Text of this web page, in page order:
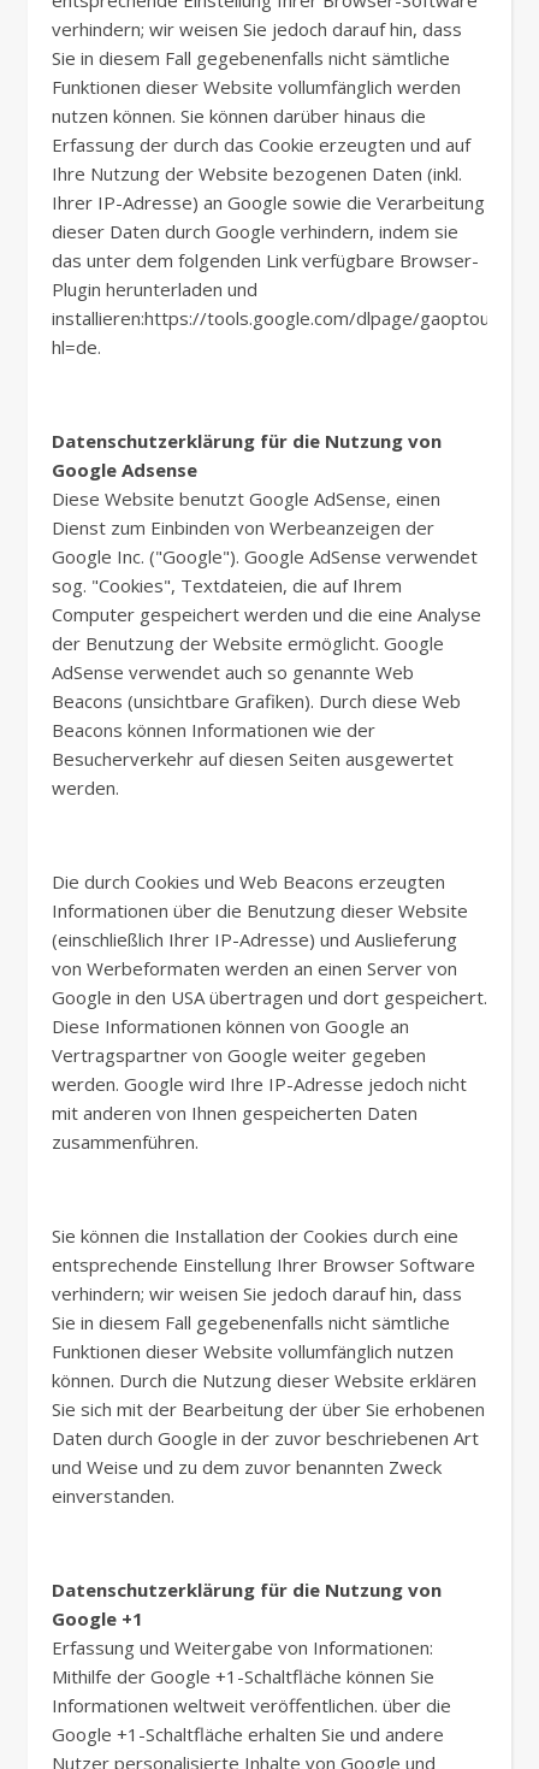
verhindern; wir weisen Sie jedoch darauf hin, dass
Sie in diesem Fall gegebenenfalls nicht sämtliche
Funktionen dieser Website vollumfänglich werden
nutzen können. Sie können darüber hinaus die
Erfassung der durch das Cookie erzeugten und auf
Ihre Nutzung der Website bezogenen Daten (inkl.
Ihrer IP-Adresse) an Google sowie die Verarbeitung
dieser Daten durch Google verhindern, indem sie
das unter dem folgenden Link verfügbare Browser-
Plugin herunterladen und
installieren:https://tools.google.com/dlpage/gaoptout?
hl=de.
Datenschutzerklärung für die Nutzung von
Google Adsense
Diese Website benutzt Google AdSense, einen
Dienst zum Einbinden von Werbeanzeigen der
Google Inc. ("Google"). Google AdSense verwendet
sog. "Cookies", Textdateien, die auf Ihrem
Computer gespeichert werden und die eine Analyse
der Benutzung der Website ermöglicht. Google
AdSense verwendet auch so genannte Web
Beacons (unsichtbare Grafiken). Durch diese Web
Beacons können Informationen wie der
Besucherverkehr auf diesen Seiten ausgewertet
werden.
Die durch Cookies und Web Beacons erzeugten
Informationen über die Benutzung dieser Website
(einschließlich Ihrer IP-Adresse) und Auslieferung
von Werbeformaten werden an einen Server von
Google in den USA übertragen und dort gespeichert.
Diese Informationen können von Google an
Vertragspartner von Google weiter gegeben
werden. Google wird Ihre IP-Adresse jedoch nicht
mit anderen von Ihnen gespeicherten Daten
zusammenführen.
Sie können die Installation der Cookies durch eine
entsprechende Einstellung Ihrer Browser Software
verhindern; wir weisen Sie jedoch darauf hin, dass
Sie in diesem Fall gegebenenfalls nicht sämtliche
Funktionen dieser Website vollumfänglich nutzen
können. Durch die Nutzung dieser Website erklären
Sie sich mit der Bearbeitung der über Sie erhobenen
Daten durch Google in der zuvor beschriebenen Art
und Weise und zu dem zuvor benannten Zweck
einverstanden.
Datenschutzerklärung für die Nutzung von
Google +1
Erfassung und Weitergabe von Informationen:
Mithilfe der Google +1-Schaltfläche können Sie
Informationen weltweit veröffentlichen. über die
Google +1-Schaltfläche erhalten Sie und andere
Nutzer personalisierte Inhalte von Google und